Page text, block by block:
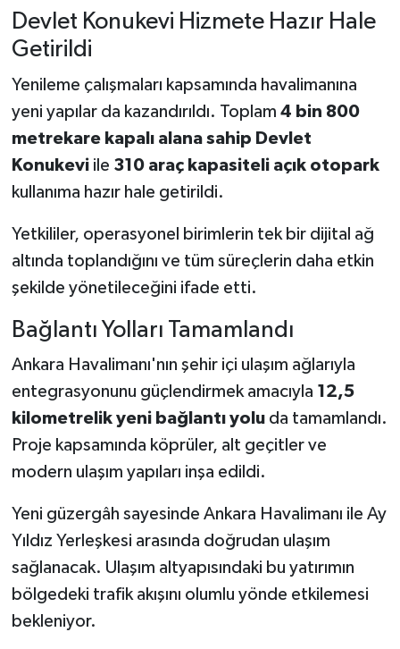
Devlet Konukevi Hizmete Hazır Hale
Getirildi
Yenileme çalışmaları kapsamında havalimanına
yeni yapılar da kazandırıldı. Toplam 4 bin 800
metrekare kapalı alana sahip Devlet
Konukeviile 310 araç kapasiteli açık otopark
kullanıma hazır hale getirildi.
Yetkililer, operasyonel birimlerin tek bir dijital ağ
altında toplandığını ve tüm süreçlerin daha etkin
şekilde yönetileceğini ifade etti.
Bağlantı Yolları Tamamlandı
Ankara Havalimanı'nın şehir içi ulaşım ağlarıyla
entegrasyonunu güçlendirmek amacıyla 12,5
kilometrelik yeni bağlantı yoluda tamamlandı.
Proje kapsamında köprüler, alt geçitler ve
modern ulaşım yapıları inşa edildi.
Yeni güzergâh sayesinde Ankara Havalimanı ile Ay
Yıldız Yerleşkesi arasında doğrudan ulaşım
sağlanacak. Ulaşım altyapısındaki bu yatırımın
bölgedeki trafik akışını olumlu yönde etkilemesi
bekleniyor.